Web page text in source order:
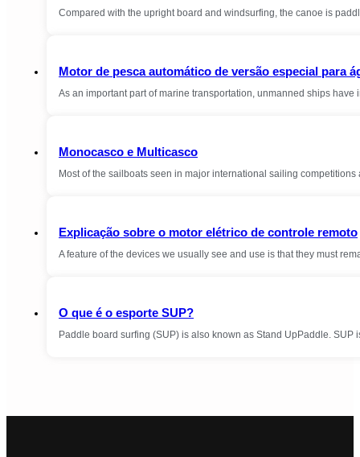
Compared with the upright board and windsurfing, the canoe is
Motor de pesca automático de versão especial para
As an important part of marine transportation, unmanned ships
Monocasco e Multicasco
Most of the sailboats seen in major international sailing
Explicação sobre o motor elétrico de controle remoto
A feature of the devices we usually see and use is that they must
O que é o esporte SUP?
Paddle board surfing (SUP) is also known as Stand UpPaddle.